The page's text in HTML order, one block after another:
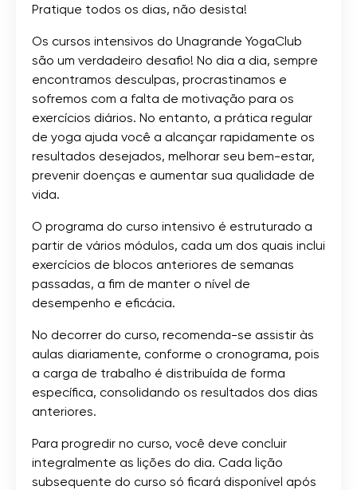
Pratique todos os dias, não desista!
Os cursos intensivos do Unagrande YogaClub
são um verdadeiro desafio! No dia a dia, sempre
encontramos desculpas, procrastinamos e
sofremos com a falta de motivação para os
exercícios diários. No entanto, a prática regular
de yoga ajuda você a alcançar rapidamente os
resultados desejados, melhorar seu bem-estar,
prevenir doenças e aumentar sua qualidade de
vida.
O programa do curso intensivo é estruturado a
partir de vários módulos, cada um dos quais inclui
exercícios de blocos anteriores de semanas
passadas, a fim de manter o nível de
desempenho e eficácia.
No decorrer do curso, recomenda-se assistir às
aulas diariamente, conforme o cronograma, pois
a carga de trabalho é distribuída de forma
específica, consolidando os resultados dos dias
anteriores.
Para progredir no curso, você deve concluir
integralmente as lições do dia. Cada lição
subsequente do curso só ficará disponível após